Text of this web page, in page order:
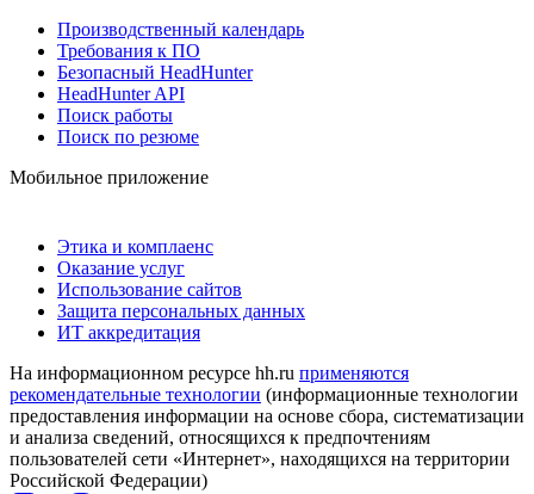
Производственный календарь
Требования к ПО
Безопасный HeadHunter
HeadHunter API
Поиск работы
Поиск по резюме
Мобильное приложение
Этика и комплаенс
Оказание услуг
Использование сайтов
Защита персональных данных
ИТ аккредитация
На информационном ресурсе hh.ru применяются
рекомендательные технологии (информационные технологии
предоставления информации на основе сбора, систематизации
и анализа сведений, относящихся к предпочтениям
пользователей сети «Интернет», находящихся на территории
Российской Федерации)